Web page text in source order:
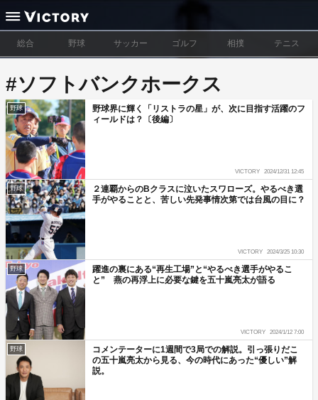
総合 野球 サッカー ゴルフ 相撲 テニス
#ソフトバンクホークス
野球
野球界に輝く「リストラの星」が、次に目指す活躍のフ
ィールドは？〔後編〕
VICTORY 2024/12/31 12:45
野球
２連覇からのBクラスに泣いたスワローズ。やるべき選
手がやることと、苦しい先発事情次第では台風の目に？
VICTORY 2024/3/25 10:30
野球
躍進の裏にある“再生工場”と“やるべき選手がやるこ
と” 燕の再浮上に必要な鍵を五十嵐亮太が語る
VICTORY 2024/1/12 7:00
野球
コメンテーターに1週間で3局での解説。引っ張りだこ
の五十嵐亮太から見る、今の時代にあった“優しい”解
説。